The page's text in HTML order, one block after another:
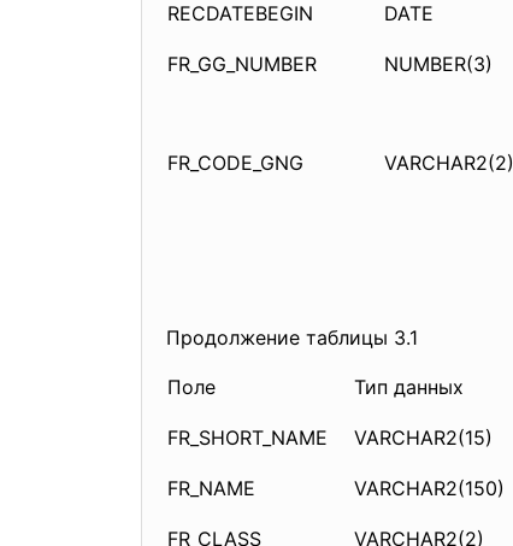
RECDATEBEGIN DATE
FR_GG_NUMBER NUMBER(3)
FR_CODE_GNG VARCHAR2(2)
Продолжение таблицы 3.1
Поле Тип данных
FR_SHORT_NAME VARCHAR2(15)
FR_NAME VARCHAR2(150)
FR_CLASS VARCHAR2(2)